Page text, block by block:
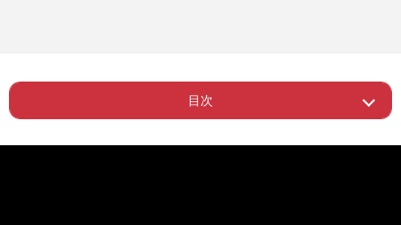
目次
Page 1 ー なぜ両者の言い分に「食い違い」